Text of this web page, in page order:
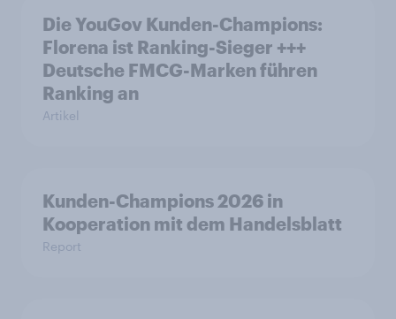
Die YouGov Kunden-Champions:
Florena ist Ranking-Sieger +++
Deutsche FMCG-Marken führen
Ranking an
Artikel
Kunden-Champions 2026 in
Kooperation mit dem Handelsblatt
Report